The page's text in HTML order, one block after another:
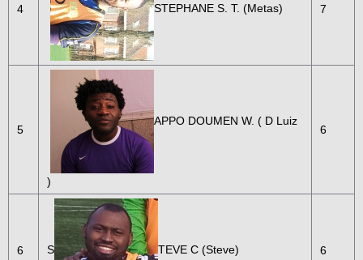
4 STEPHANE S. T. (Metas) 7
5
APPO DOUMEN W. ( D Luiz
)
6
6 S TEVE C (Steve) 6